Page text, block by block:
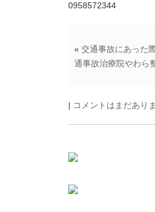
0958572344
« 交通事故にあった
通事故治療院やわら
| コメントはまだあり